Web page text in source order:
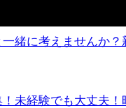
緒に考えませんか
未経験でも大丈夫